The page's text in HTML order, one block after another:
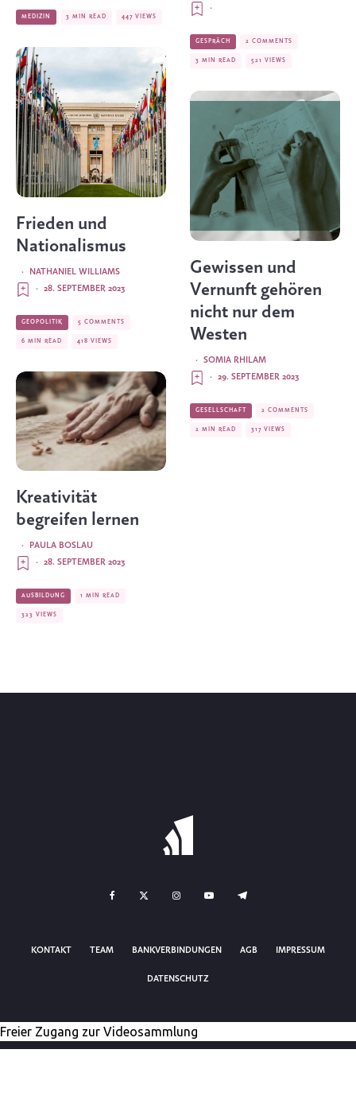
MEDIZIN 3 MIN READ 447 VIEWS
Frieden und
Nationalismus
NATHANIEL WILLIAMS
·
28. SEPTEMBER 2023
·
GEOPOLITIK 5 COMMENTS
6 MIN READ 418 VIEWS
Kreativität
begreifen lernen
PAULA BOSLAU
·
28. SEPTEMBER 2023
·
AUSBILDUNG 1 MIN READ
323 VIEWS
·
GESPRÄCH 2 COMMENTS
3 MIN READ 521 VIEWS
Gewissen und
Vernunft gehören
nicht nur dem
Westen
SOMIA RHILAM
·
29. SEPTEMBER 2023
·
GESELLSCHAFT 2 COMMENTS
2 MIN READ 317 VIEWS
KONTAKT TEAM BANKVERBINDUNGEN AGB IMPRESSUM
DATENSCHUTZ